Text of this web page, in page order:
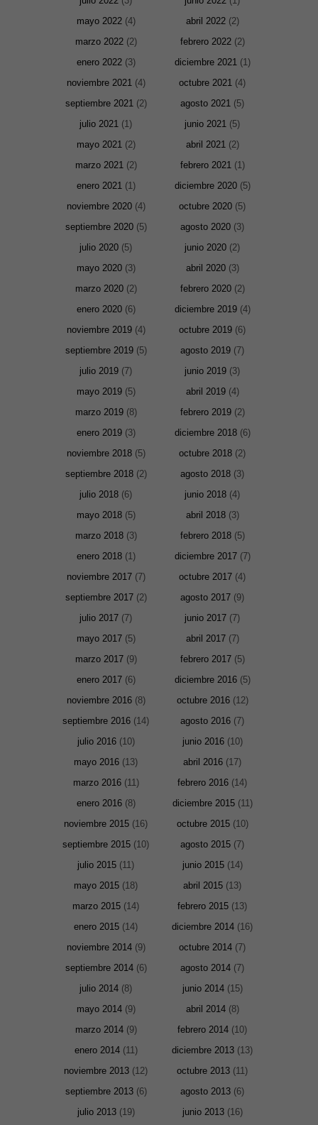
mayo 2022(4) abril 2022(2)
marzo 2022(2) febrero 2022(2)
enero 2022(3) diciembre 2021(1)
noviembre 2021(4) octubre 2021 (4)
septiembre 2021(2) agosto 2021 (5)
julio 2021 (1) junio 2021 (5)
mayo 2021(2) abril 2021(2)
marzo 2021(2) febrero 2021(1)
enero 2021(1) diciembre 2020(5)
noviembre 2020(4) octubre 2020 (5)
septiembre 2020(5) agosto 2020 (3)
julio 2020 (5) junio 2020 (2)
mayo 2020(3) abril 2020(3)
marzo 2020(2) febrero 2020(2)
enero 2020(6) diciembre 2019(4)
noviembre 2019(4) octubre 2019 (6)
septiembre 2019(5) agosto 2019 (7)
julio 2019 (7) junio 2019 (3)
mayo 2019(5) abril 2019(4)
marzo 2019(8) febrero 2019(2)
enero 2019(3) diciembre 2018(6)
noviembre 2018(5) octubre 2018 (2)
septiembre 2018(2) agosto 2018 (3)
julio 2018 (6) junio 2018 (4)
mayo 2018(5) abril 2018(3)
marzo 2018(3) febrero 2018(5)
enero 2018(1) diciembre 2017(7)
noviembre 2017(7) octubre 2017 (4)
septiembre 2017(2) agosto 2017 (9)
julio 2017 (7) junio 2017 (7)
mayo 2017(5) abril 2017(7)
marzo 2017(9) febrero 2017(5)
enero 2017(6) diciembre 2016(5)
noviembre 2016(8) octubre 2016(12)
septiembre 2016 (14) agosto 2016 (7)
julio 2016(10) junio 2016(10)
mayo 2016 (13) abril 2016 (17)
marzo 2016(11) febrero 2016 (14)
enero 2016(8) diciembre 2015(11)
noviembre 2015 (16) octubre 2015(10)
septiembre 2015 (10) agosto 2015 (7)
julio 2015 (11) junio 2015(14)
mayo 2015 (18) abril 2015 (13)
marzo 2015 (14) febrero 2015 (13)
enero 2015 (14) diciembre 2014 (16)
noviembre 2014(9) octubre 2014 (7)
septiembre 2014(6) agosto 2014 (7)
julio 2014 (8) junio 2014(15)
mayo 2014(9) abril 2014(8)
marzo 2014(9) febrero 2014 (10)
enero 2014(11) diciembre 2013 (13)
noviembre 2013 (12) octubre 2013 (11)
septiembre 2013(6) agosto 2013 (6)
julio 2013(19) junio 2013(16)
Necesarias
Estadísticas
cookies no
opcionales.
necesarias
para que
funcione la
web. Para
que
podamos
mejorar la
funcionalidad
y estructura
de la web, en
base a cómo
se usa la
Para que
funcione lo
durante tu
visita. Si
rechaza estas
cookies,
algunas
funcionalidades
desaparecerán
de la web.
Marketing
intereses y
mientras visitas
aumentas la
ver contenido y
personalizados.